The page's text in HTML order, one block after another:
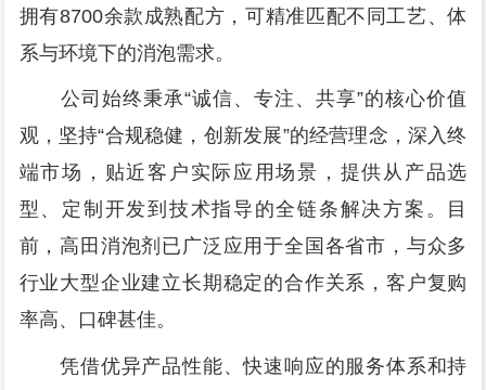
拥有8700余款成熟配方，可精准匹配不同工艺、体
系与环境下的消泡需求。
公司始终秉承“诚信、专注、共享”的核心价值
观，坚持“合规稳健，创新发展”的经营理念，深入终
端市场，贴近客户实际应用场景，提供从产品选
型、定制开发到技术指导的全链条解决方案。目
前，高田消泡剂已广泛应用于全国各省市，与众多
行业大型企业建立长期稳定的合作关系，客户复购
率高、口碑甚佳。
凭借优异产品性能、快速响应的服务体系和持